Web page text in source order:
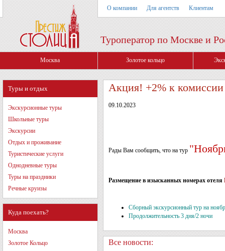
О компании Для агентств Клиентам
Туроператор по Москве и
Москва Золотое кольцо
Туры и отдых
Экскурсионные туры
Школьные туры
Экскурсии
Отдых и проживание
Туристические услуги
Однодневные туры
Туры на праздники
Речные круизы
Куда поехать?
Москва
Золотое Кольцо
Акция! +2% к
09.10.2023
Рады Вам сообщить, что на тур "
Размещение в изысканных номерах отеля
Сборный экскурсионный тур на
Продолжительность 3 дня/2 ночи
Все новости: